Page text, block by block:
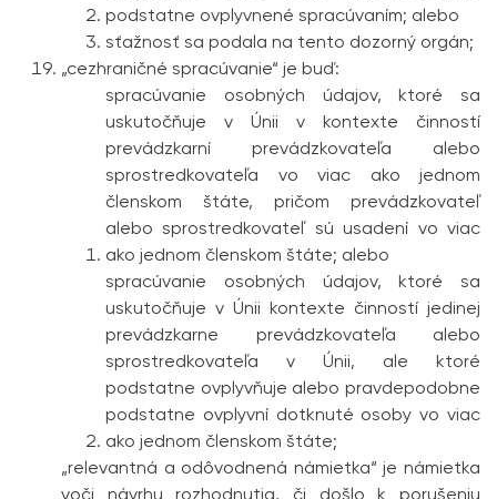
podstatne ovplyvnené spracúvaním; alebo
sťažnosť sa podala na tento dozorný orgán;
„cezhraničné spracúvanie“ je buď:
spracúvanie osobných údajov, ktoré sa
uskutočňuje v Únii v kontexte činností
prevádzkarní prevádzkovateľa alebo
sprostredkovateľa vo viac ako jednom
členskom štáte, pričom prevádzkovateľ
alebo sprostredkovateľ sú usadení vo viac
ako jednom členskom štáte; alebo
spracúvanie osobných údajov, ktoré sa
uskutočňuje v Únii kontexte činností jedinej
prevádzkarne prevádzko­vateľa alebo
sprostredkovateľa v Únii, ale ktoré
podstatne ovplyvňuje alebo pravdepodobne
podstatne ovplyvní dotknuté osoby vo viac
ako jednom členskom štáte;
„relevantná a odôvodnená námietka“ je námietka